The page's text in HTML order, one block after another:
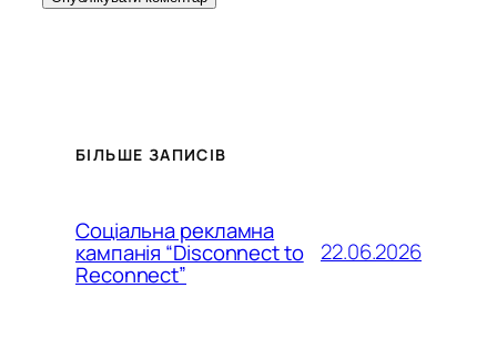
БІЛЬШЕ ЗАПИСІВ
Соціальна рекламна
кампанія “Disconnect to
Reconnect”
22.06.2026